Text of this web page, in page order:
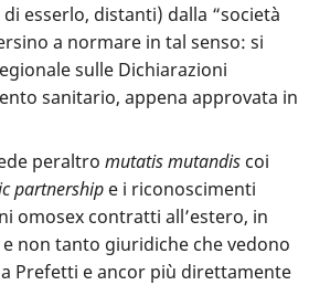
esserlo, distanti) dalla “società
a normare in tal senso: si
sulle Dichiarazioni
sanitario, appena approvata in
peraltro mutatis mutandis coi
partnership e i riconoscimenti
omosex contratti all’estero, in
non tanto giuridiche che vedono
Prefetti e ancor più direttamente